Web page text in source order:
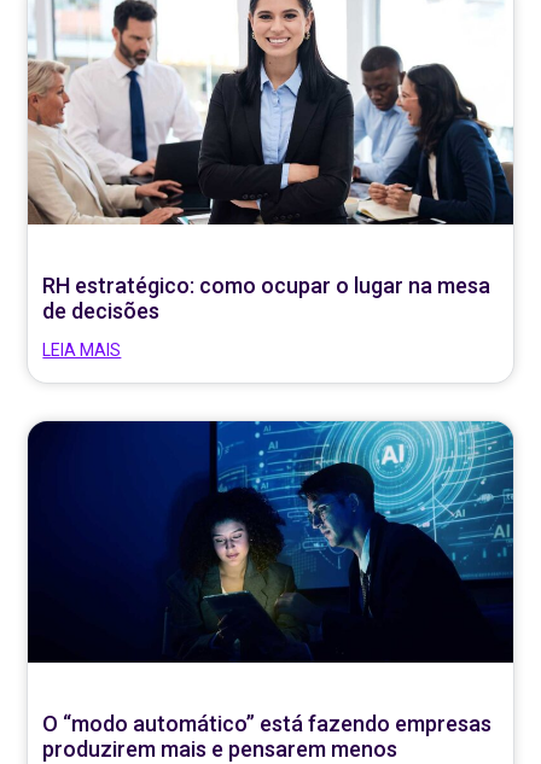
RH estratégico: como ocupar o lugar na mesa
de decisões
LEIA MAIS
O “modo automático” está fazendo empresas
produzirem mais e pensarem menos